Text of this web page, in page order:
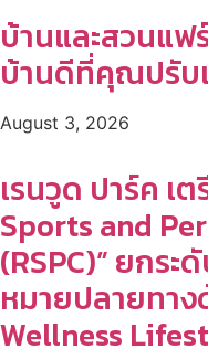
บ้านและสวนแฟ
บ้านดีที่คุณปรับ
August 3, 2026
เรนวูด ปาร์ค เ
Sports and
(RSPC)” ยกระ
หมายปลายทา
Wellness